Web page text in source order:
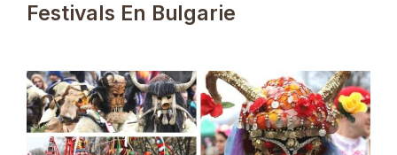
Festivals En Bulgarie